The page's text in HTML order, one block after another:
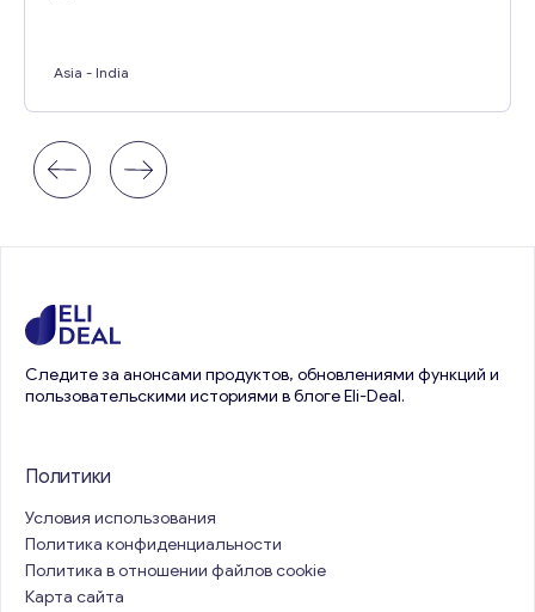
Asia - India
Следите за анонсами продуктов, обновлениями функций и
пользовательскими историями в блоге Eli-Deal.
Политики
Условия использования
Политика конфиденциальности
Политика в отношении файлов cookie
Карта сайта